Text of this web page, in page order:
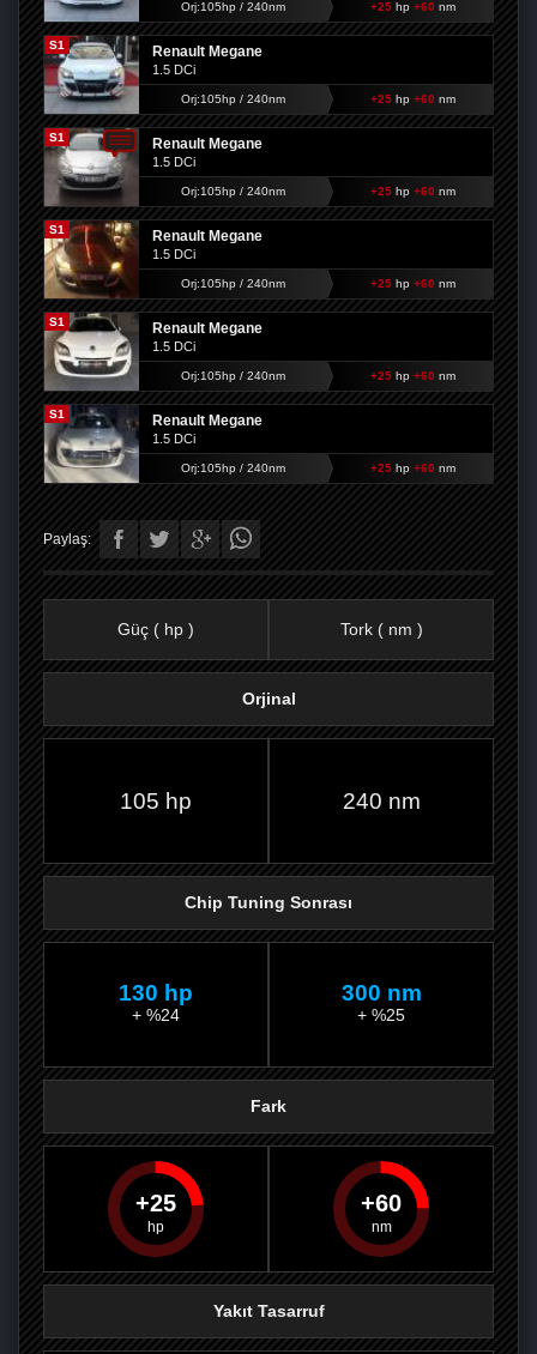
Orj:105hp / 240nm +25hp +60 nm
S1 Renault Megane
1.5 DCi
Orj:105hp / 240nm +25hp +60 nm
S1 Renault Megane
1.5 DCi
Orj:105hp / 240nm +25hp +60 nm
S1 Renault Megane
1.5 DCi
Orj:105hp / 240nm +25hp +60 nm
S1 Renault Megane
1.5 DCi
Orj:105hp / 240nm +25hp +60 nm
S1 Renault Megane
1.5 DCi
Orj:105hp / 240nm +25hp +60 nm
Paylaş:
PAYLAŞPAYLAŞPLUS'TA
Güç ( hp ) Tork ( nm )
Orjinal
105 hp 240 nm
Chip Tuning Sonrası
130 hp
+ %24
300 nm
+ %25
Fark
25 60
Yakıt Tasarruf